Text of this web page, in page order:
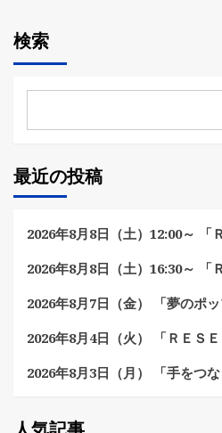
検索
最近の投稿
2026年8月8日（土）12:00～ 「
2026年8月8日（土）16:30～ 「
2026年8月7日（金） 「夢のポ
2026年8月4日（火） 「ＲＥＳ
2026年8月3日（月） 「手をつ